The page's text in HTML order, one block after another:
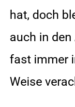
hat, doch
auch in
fast immer
Weise